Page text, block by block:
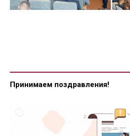
Принимаем поздравления!